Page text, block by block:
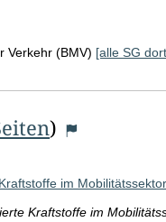
Verkehr (BMV) [alle SG
)
im Mobilitätssektor
Kraftstoffe im